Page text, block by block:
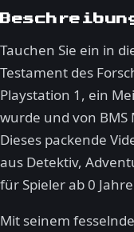
Tauchen Sie ein in
Testament des
Playstation 1, ein
wurde und von
Dieses packende
aus Detektiv,
für Spieler ab 0
Mit seinem